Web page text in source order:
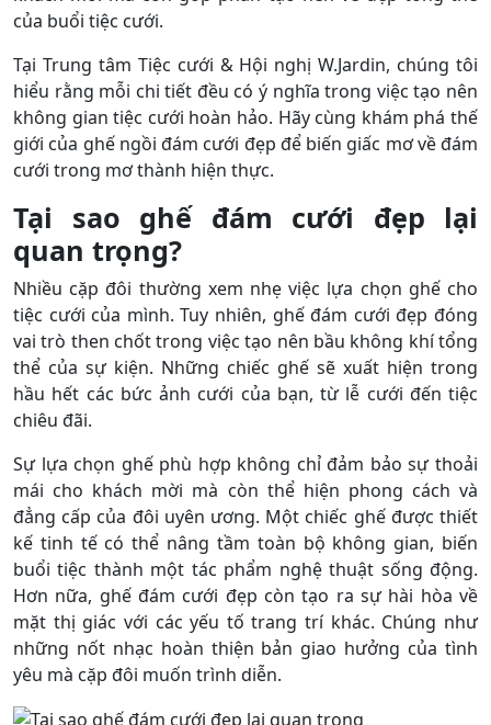
của buổi tiệc cưới.
Tại Trung tâm Tiệc cưới & Hội nghị W.Jardin, chúng tôi
hiểu rằng mỗi chi tiết đều có ý nghĩa trong việc tạo nên
không gian tiệc cưới hoàn hảo. Hãy cùng khám phá thế
giới của ghế ngồi đám cưới đẹp để biến giấc mơ về đám
cưới trong mơ thành hiện thực.
Tại sao ghế đám cưới đẹp lại
quan trọng?
Nhiều cặp đôi thường xem nhẹ việc lựa chọn ghế cho
tiệc cưới của mình. Tuy nhiên, ghế đám cưới đẹp đóng
vai trò then chốt trong việc tạo nên bầu không khí tổng
thể của sự kiện. Những chiếc ghế sẽ xuất hiện trong
hầu hết các bức ảnh cưới của bạn, từ lễ cưới đến tiệc
chiêu đãi.
Sự lựa chọn ghế phù hợp không chỉ đảm bảo sự thoải
mái cho khách mời mà còn thể hiện phong cách và
đẳng cấp của đôi uyên ương. Một chiếc ghế được thiết
kế tinh tế có thể nâng tầm toàn bộ không gian, biến
buổi tiệc thành một tác phẩm nghệ thuật sống động.
Hơn nữa, ghế đám cưới đẹp còn tạo ra sự hài hòa về
mặt thị giác với các yếu tố trang trí khác. Chúng như
những nốt nhạc hoàn thiện bản giao hưởng của tình
yêu mà cặp đôi muốn trình diễn.